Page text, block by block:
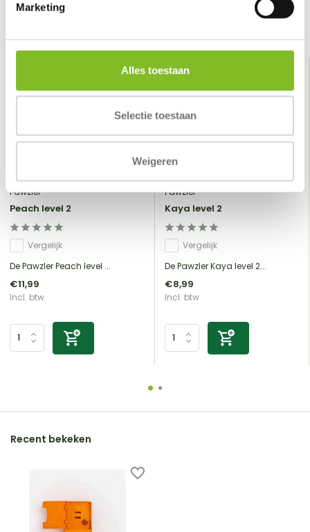
Marketing
Alles toestaan
Selectie toestaan
Weigeren
Pawzler
Peach level 2
Vergelijk
De Pawzler Peach level ...
€11,99
Incl. btw
Pawzler
Kaya level 2
Vergelijk
De Pawzler Kaya level 2...
€8,99
Incl. btw
Recent bekeken